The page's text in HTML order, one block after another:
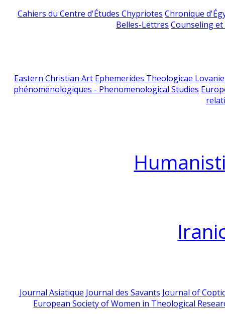
Cahiers du Centre d'Études Chypriotes Chronique
Belles-Lettres Counseling
Eastern Christian Art Ephemerides Theologicae
phénoménologiques - Phenomenological Studies
Journal Asiatique Journal des Savants Journal of
European Society of Women in Theological